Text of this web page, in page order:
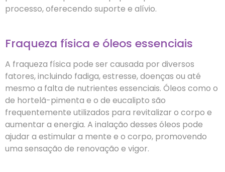
processo, oferecendo suporte e alívio.
Fraqueza física e óleos essenciais
A fraqueza física pode ser causada por diversos
fatores, incluindo fadiga, estresse, doenças ou até
mesmo a falta de nutrientes essenciais. Óleos como o
de hortelã-pimenta e o de eucalipto são
frequentemente utilizados para revitalizar o corpo e
aumentar a energia. A inalação desses óleos pode
ajudar a estimular a mente e o corpo, promovendo
uma sensação de renovação e vigor.